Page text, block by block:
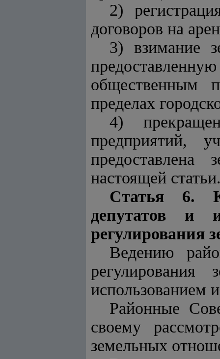
2)
договоров на
3) взимание
общественным
пределах
4)
предприятий,
настоящей
Статья 6.
депутатов и
регулирования
Ведению
использованием
Районные
своему
земельных